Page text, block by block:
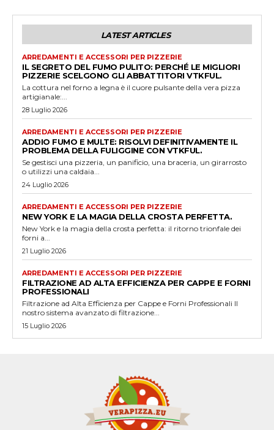
LATEST ARTICLES
ARREDAMENTI E ACCESSORI PER PIZZERIE
IL SEGRETO DEL FUMO PULITO: PERCHÉ LE MIGLIORI
PIZZERIE SCELGONO GLI ABBATTITORI VTKFUL.
La cottura nel forno a legna è il cuore pulsante della vera pizza
artigianale:...
28 Luglio 2026
ARREDAMENTI E ACCESSORI PER PIZZERIE
ADDIO FUMO E MULTE: RISOLVI DEFINITIVAMENTE IL
PROBLEMA DELLA FULIGGINE CON VTKFUL.
Se gestisci una pizzeria, un panificio, una braceria, un girarrosto
o utilizzi una caldaia...
24 Luglio 2026
ARREDAMENTI E ACCESSORI PER PIZZERIE
NEW YORK E LA MAGIA DELLA CROSTA PERFETTA.
New York e la magia della crosta perfetta: il ritorno trionfale dei
forni a...
21 Luglio 2026
ARREDAMENTI E ACCESSORI PER PIZZERIE
FILTRAZIONE AD ALTA EFFICIENZA PER CAPPE E FORNI
PROFESSIONALI
Filtrazione ad Alta Efficienza per Cappe e Forni Professionali Il
nostro sistema avanzato di filtrazione...
15 Luglio 2026